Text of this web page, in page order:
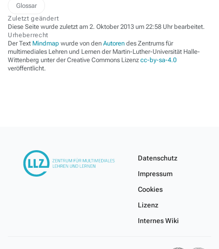
Glossar
Zuletzt geändert
Diese Seite wurde zuletzt am 2. Oktober 2013 um 22:58 Uhr bearbeitet.
Urheberrecht
Der Text Mindmap wurde von den Autoren des Zentrums für
multimediales Lehren und Lernen der Martin-Luther-Universität Halle-
Wittenberg unter der Creative Commons Lizenz cc-by-sa-4.0
veröffentlicht.
Datenschutz
Impressum
Cookies
Lizenz
Internes Wiki